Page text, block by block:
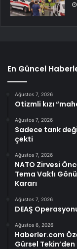
En Güncel
Ağustos 7, 2026
Otizmli kızı
Ağustos 7, 2026
Sadece tank
çekti
Ağustos 7, 2026
NATO Zirvesi
Tema Vakfı
Kararı
Ağustos 7, 2026
DEAŞ
Ağustos 6, 2026
Haberler.com
Gürsel